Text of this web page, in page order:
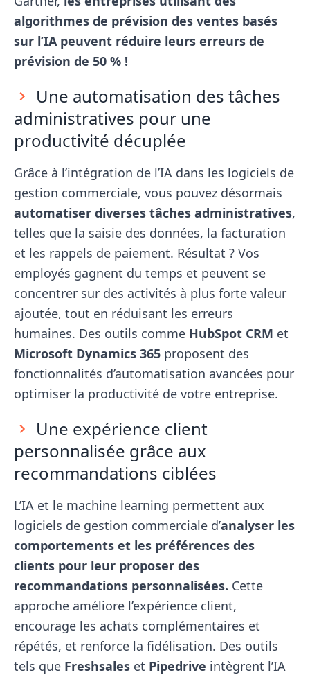
algorithmes de prévision des ventes basés
sur l’IA peuvent réduire leurs erreurs de
prévision de 50 % !
Une automatisation des tâches
administratives pour une
productivité décuplée
Grâce à l’intégration de l’IA dans les logiciels de
gestion commerciale, vous pouvez désormais
automatiser diverses tâches administratives,
telles que la saisie des données, la facturation
et les rappels de paiement. Résultat ? Vos
employés gagnent du temps et peuvent se
concentrer sur des activités à plus forte valeur
ajoutée, tout en réduisant les erreurs
humaines. Des outils comme HubSpot CRM et
Microsoft Dynamics 365 proposent des
fonctionnalités d’automatisation avancées pour
optimiser la productivité de votre entreprise.
Une expérience client
personnalisée grâce aux
recommandations ciblées
L’IA et le machine learning permettent aux
logiciels de gestion commerciale d’analyser les
comportements et les préférences des
clients pour leur proposer des
recommandations personnalisées. Cette
approche améliore l’expérience client,
encourage les achats complémentaires et
répétés, et renforce la fidélisation. Des outils
tels que Freshsales et Pipedrive intègrent l’IA